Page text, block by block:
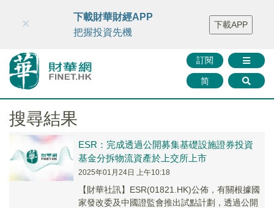
財華智庫網 FINTV FINMETA 財華證券 媒體矩陣
智庫沙龍
聯絡我們
訂閱
简
×
下載財華財經APP
把握投資先機
下載APP
搜尋結果
ESR：完成透過公開募集基礎設施證券投資
基金分拆物流資產於上交所上市
2025年01月24日 上午10:18
【財華社訊】ESR(01821.HK)公佈，有關根據國
家發改委及中國證監會推出試點計劃，透過公開